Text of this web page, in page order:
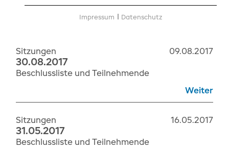
Beschlussliste und Teilnehmende
Sitzungen 09.08.2017
30.08.2017
Beschlussliste und Teilnehmende
Weiter
Sitzungen 16.05.2017
31.05.2017
Beschlussliste und Teilnehmende
Notwendige Cookies ermöglichen
erforderlich.
Cookie Consent
Zweck:
Einwilligungsoptionen des Nutzers
Cookie Laufzeit:
1 Jahr
Impressum Datenschutz